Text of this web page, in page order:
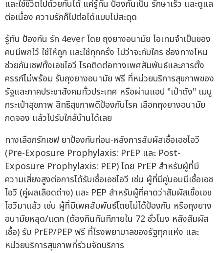
และใช้ชีวิตไปด้วยกันได้ แค่รู้ทัน ป้องกันเป็น รักษาเร็ว และดูแล
ต่อเนื่อง ความรักก็ไปต่อได้แบบไม่สะดุด
รู้ทัน ป้องกัน รัก 4ever โดย ถุงยางอนามัย ไอเทมจำเป็นของ
คนมีพกไว้ ใช้ให้ถูก และใช้ทุกครั้ง ไม่ว่าจะกับใคร ช่องทางไหน
ช่วยกันเซฟทั้งเอชไอวี โรคติดต่อทางเพศสัมพันธ์และการตั้ง
ครรภ์ไม่พร้อม รับถุงยางอนามัย ฟรี ที่หน่วยบริการสุขภาพของ
รัฐและภาคประชาสังคมทั่วประเทศ หรือผ่านแอป "เป๋าตัง" เมนู
กระเป๋าสุขภาพ สิทธิสุขภาพดีป้องกันโรค เลือกถุงยางอนามัย
กดจอง แล้วไปรับใกล้บ้านได้เลย
ทางเลือกรักเซฟ ยาป้องกันก่อน-หลังการสัมผัสเชื้อเอชไอวี
(Pre-Exposure Prophylaxis: PrEP และ Post-
Exposure Prophylaxis: PEP) โดย PrEP สำหรับผู้ที่มี
ความเสี่ยงสูงต่อการได้รับเชื้อเอชไอวี เช่น ผู้ที่มีคู่นอนมีเชื้อเอช
ไอวี (คู่ผลเลือดต่าง) และ PEP สำหรับผู้ที่คาดว่าสัมผัสเชื้อเอช
ไอวีมาแล้ว เช่น ผู้ที่มีเพศสัมพันธ์โดยไม่ได้ป้องกัน หรือถุงยาง
อนามัยหลุด/แตก (ต้องกินทันทีภายใน 72 ชั่วโมง หลังสัมผัส
เชื้อ) รับ PrEP/PEP ฟรี ที่โรงพยาบาลของรัฐทุกแห่ง และ
หน่วยบริการสุขภาพที่ร่วมจัดบริการ